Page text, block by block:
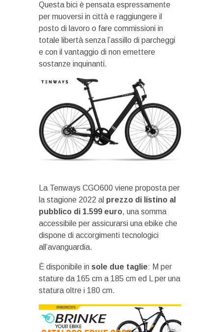
Questa bici è pensata espressamente
per muoversi in città e raggiungere il
posto di lavoro o fare commissioni in
totale libertà senza l’assillo di parcheggi
e con il vantaggio di non emettere
sostanze inquinanti.
La Tenways CGO600 viene proposta per
la stagione 2022 al prezzo di listino al
pubblico di 1.599 euro, una somma
accessibile per assicurarsi una ebike che
dispone di accorgimenti tecnologici
all’avanguardia.
È disponibile in sole due taglie: M per
stature da 165 cm a 185 cm ed L per una
statura oltre i 180 cm.